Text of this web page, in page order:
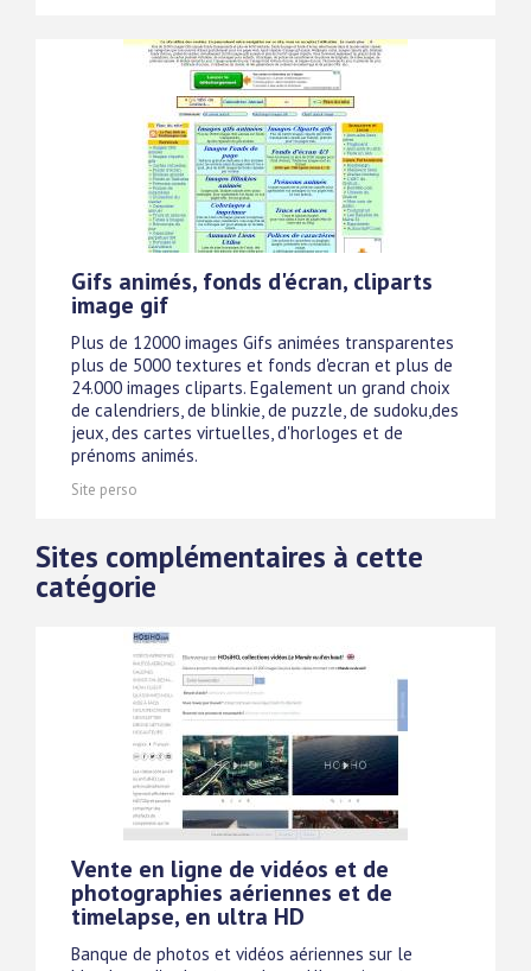
Gifs animés, fonds d'écran, cliparts
image gif
Plus de 12000 images Gifs animées transparentes
plus de 5000 textures et fonds d'ecran et plus de
24.000 images cliparts. Egalement un grand choix
de calendriers, de blinkie, de puzzle, de sudoku,des
jeux, des cartes virtuelles, d'horloges et de
prénoms animés.
Site perso
Sites complémentaires à cette
catégorie
Vente en ligne de vidéos et de
photographies aériennes et de
timelapse, en ultra HD
Banque de photos et vidéos aériennes sur le